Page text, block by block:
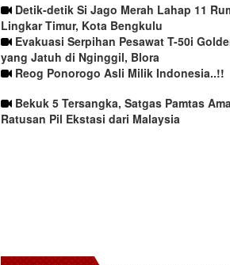
Detik-detik Si Jago Merah Lahap 11
Lingkar Timur, Kota Bengkulu
Evakuasi Serpihan Pesawat T-50i
yang Jatuh di Nginggil, Blora
Reog Ponorogo Asli Milik Indonesia..!!
Bekuk 5 Tersangka, Satgas Pamtas
Ratusan Pil Ekstasi dari Malaysia